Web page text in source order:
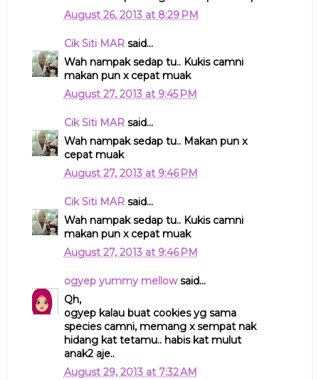
August 26, 2013 at 8:29 PM
Cik Siti MARsaid...
Wah nampak sedap tu.. Kukis camni
makan pun x cepat muak
August 27, 2013 at 9:45 PM
Cik Siti MARsaid...
Wah nampak sedap tu.. Makan pun x
cepat muak
August 27, 2013 at 9:46 PM
Cik Siti MARsaid...
Wah nampak sedap tu.. Kukis camni
makan pun x cepat muak
August 27, 2013 at 9:46 PM
ogyep yummy mellowsaid...
Qh,
ogyep kalau buat cookies yg sama
species camni, memang x sempat nak
hidang kat tetamu.. habis kat mulut
anak2 aje..
August 29, 2013 at 7:32 AM